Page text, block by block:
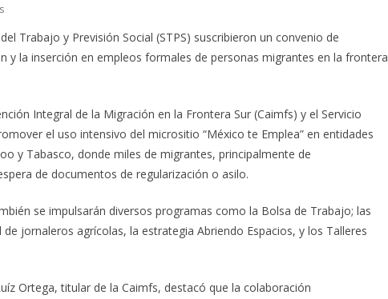
Trabajo y Previsión Social (STPS) suscribieron un convenio de
y la inserción en empleos formales de personas migrantes en la frontera
Integral de la Migración en la Frontera Sur (Caimfs) y el Servicio
el uso intensivo del micrositio “México te Emplea” en entidades
y Tabasco, donde miles de migrantes, principalmente de
de documentos de regularización o asilo.
se impulsarán diversos programas como la Bolsa de Trabajo; las
jornaleros agrícolas, la estrategia Abriendo Espacios, y los Talleres
Ortega, titular de la Caimfs, destacó que la colaboración